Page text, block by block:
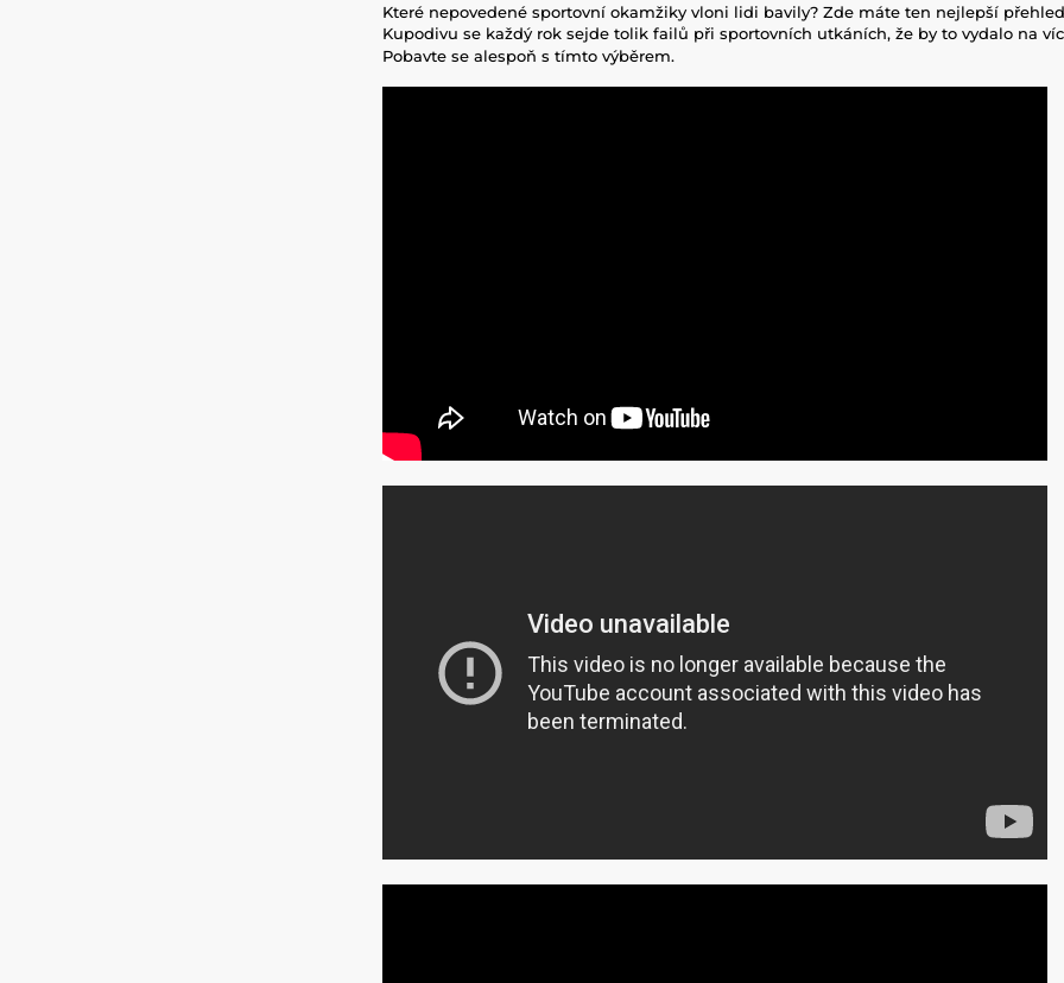
Které nepovedené sportovní okamžiky vloni lidi bavily? Zde máte ten nejlepší
Kupodivu se každý rok sejde tolik failů při sportovních utkáních, že by to vydalo na
Pobavte se alespoň s tímto výběrem.